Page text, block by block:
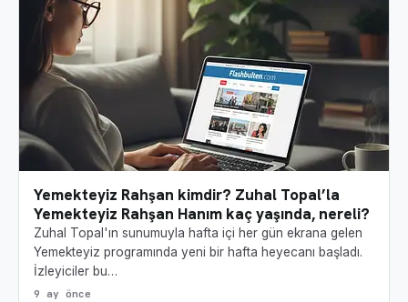
Yemekteyiz Rahşan kimdir? Zuhal Topal’la
Yemekteyiz Rahşan Hanım kaç yaşında, nereli?
Zuhal Topal'ın sunumuyla hafta içi her gün ekrana gelen
Yemekteyiz programında yeni bir hafta heyecanı başladı.
İzleyiciler bu…
9 ay önce